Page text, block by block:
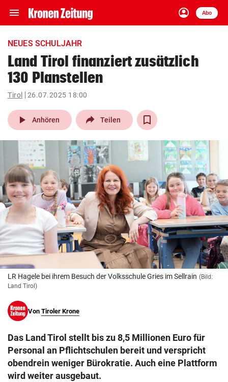
menu Navigation
ein-/ausklappen
account_circle
Anmelden
Abo
close Schließen
account_circle Anmelden
pin_drop
Wien arrow_right
bookmark
search
Suchbegriff
eingeben
© Krone Multimedia GmbH & Co KG 2026
Muthgasse 2, 1190 Wien
NEUES SCHULJAHR
Land Tirol finanziert zusätzlich
130 Planstellen
Tirol 26.07.2025 18:00
play_arrow Anhören Teilen
LR Hagele bei ihrem Besuch der Volksschule Gries im Sellrain (Bild:
Land Tirol)
Von Tiroler Krone
Das Land Tirol stellt bis zu 8,5 Millionen Euro für
Personal an Pflichtschulen bereit und verspricht
obendrein weniger Bürokratie. Auch eine Plattform
wird weiter ausgebaut.